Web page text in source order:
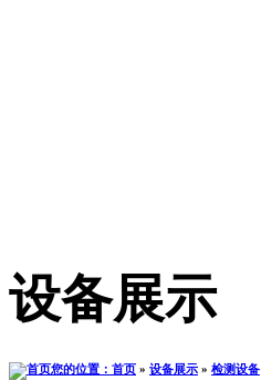
设备展示
您的位置：首页 » 设备展示 » 检测设备